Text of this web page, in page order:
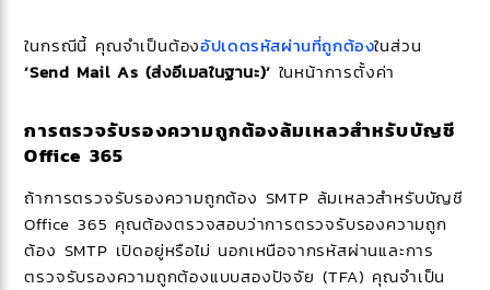
ในกรณีนี้ คุณจำเป็นต้องอัปเดตรหัสผ่านที่ถูกต้องในส่วน
‘Send Mail As (ส่งอีเมลในฐานะ)’ ในหน้าการตั้งค่า
การตรวจรับรองความถูกต้องล้มเหลวสำหรับบัญชี
Office 365
ถ้าการตรวจรับรองความถูกต้อง SMTP ล้มเหลวสำหรับบัญชี
Office 365 คุณต้องตรวจสอบว่าการตรวจรับรองความถูก
ต้อง SMTP เปิดอยู่หรือไม่ นอกเหนือจากรหัสผ่านและการ
ตรวจรับรองความถูกต้องแบบสองปัจจัย (TFA) คุณจำเป็น